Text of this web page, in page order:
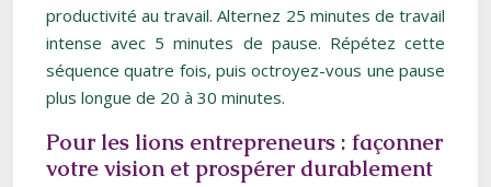
productivité au travail. Alternez 25 minutes de travail
intense avec 5 minutes de pause. Répétez cette
séquence quatre fois, puis octroyez-vous une pause
plus longue de 20 à 30 minutes.
Pour les lions entrepreneurs : façonner
votre vision et prospérer durablement